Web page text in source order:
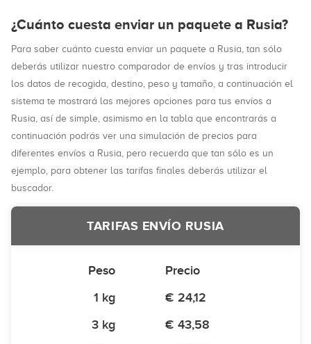
¿Cuánto cuesta enviar un paquete a Rusia?
Para saber cuánto cuesta enviar un paquete a Rusia, tan sólo
deberás utilizar nuestro comparador de envíos y tras introducir
los datos de recogida, destino, peso y tamaño, a continuación el
sistema te mostrará las mejores opciones para tus envíos a
Rusia, así de simple, asimismo en la tabla que encontrarás a
continuación podrás ver una simulación de precios para
diferentes envíos a Rusia, pero recuerda que tan sólo es un
ejemplo, para obtener las tarifas finales deberás utilizar el
buscador.
TARIFAS ENVÍO RUSIA
Peso
Precio
1 kg
€ 24,12
3 kg
€ 43,58